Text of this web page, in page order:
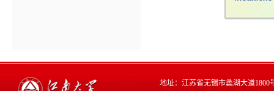
地址：江苏省无锡市蠡湖大道1800